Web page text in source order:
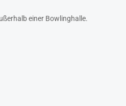
einer Bowlinghalle.